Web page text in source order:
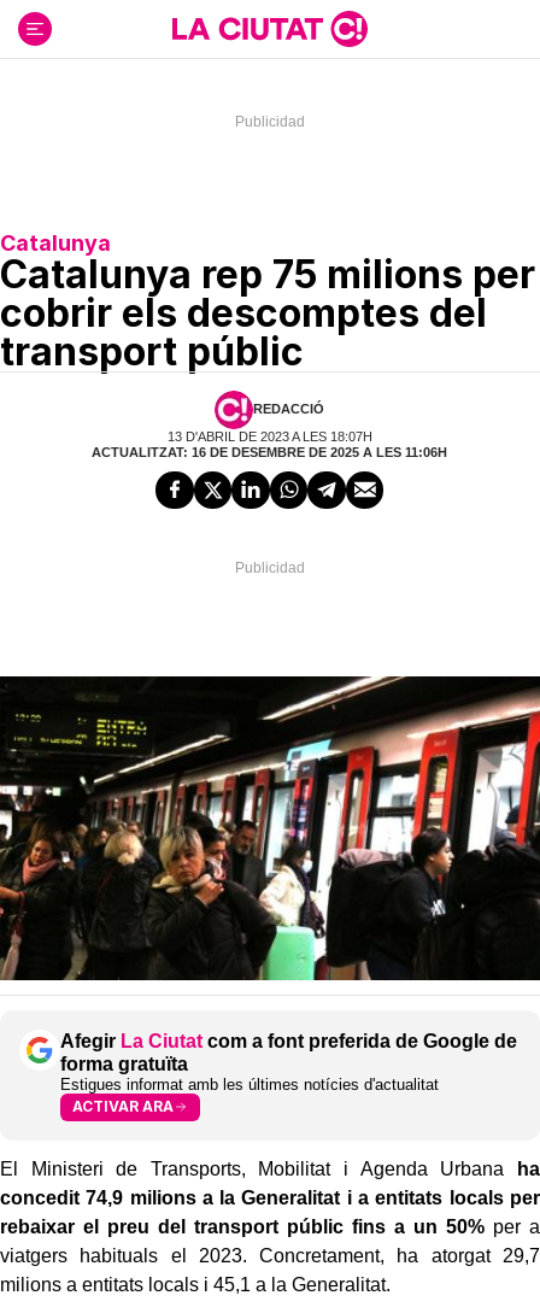
contenido
Catalunya
Catalunya rep 75 milions per
cobrir els descomptes del
transport públic
REDACCIÓ
13 D'ABRIL DE 2023 A LES 18:07H
ACTUALITZAT: 16 DE DESEMBRE DE 2025 A LES 11:06H
Afegir La Ciutat com a font preferida de Google de
forma gratuïta
Estigues informat amb les últimes notícies d'actualitat
ACTIVAR ARA
El Ministeri de Transports, Mobilitat i Agenda Urbana
ha
concedit 74,9 milions a la Generalitat i a entitats locals per
rebaixar el preu del transport públic fins a un 50%per a
viatgers habituals el 2023. Concretament, ha atorgat 29,7
milions a entitats locals i 45,1 a la Generalitat.